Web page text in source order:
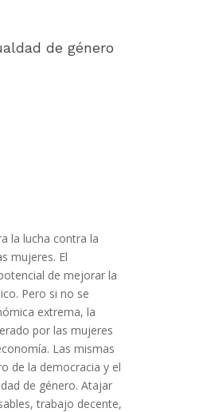
de género
la lucha contra la
mujeres. El
de mejorar la
Pero si no se
extrema, la
por las mujeres
Las mismas
de la democracia y el
de género. Atajar
trabajo decente,